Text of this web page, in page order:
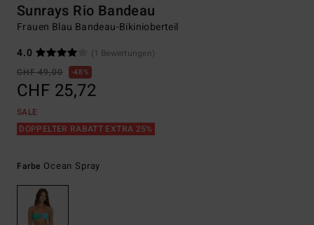
Sunrays Rio Bandeau
Frauen Blau Bandeau-Bikinioberteil
4.0
(1 Bewertungen)
CHF 49,00
48%
CHF 25,72
SALE
DOPPELTER RABATT EXTRA 25%
Farbe Ocean Spray